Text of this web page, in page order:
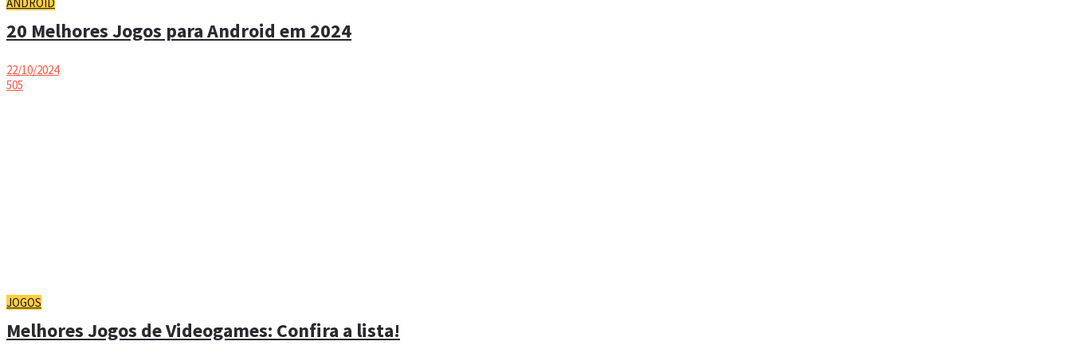
20 Melhores Jogos para Android em 2024
22/10/2024
505
JOGOS
Melhores Jogos de Videogames: Confira a lista!